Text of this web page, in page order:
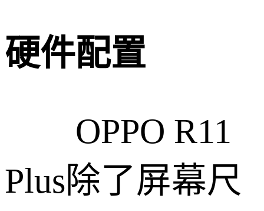
硬件配置
OPPO R11
Plus除了屏幕尺